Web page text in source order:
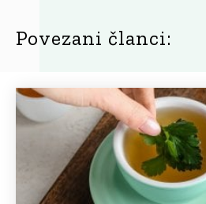
Povezani članci: